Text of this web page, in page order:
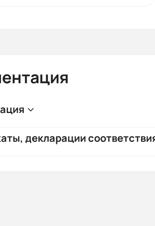
декларации